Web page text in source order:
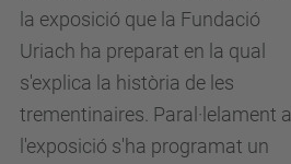
la exposició que la Fundació
Uriach ha preparat en la qual
s'explica la història de les
trementinaires. Paral·lelament a
l'exposició s'ha programat un